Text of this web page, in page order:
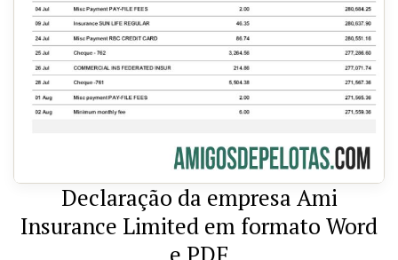
Declaração da empresa Ami
Insurance Limited em formato Word
e PDF